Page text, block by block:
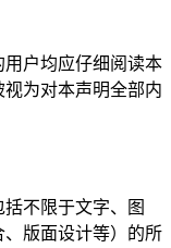
户均应仔细阅读本
为对本声明全部内
不限于文字、图
版面设计等）的所